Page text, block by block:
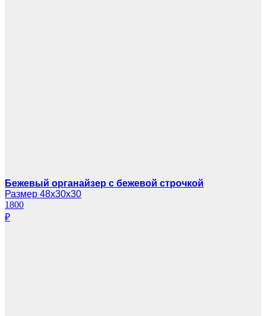
Бежевый органайзер с бежевой строчкой
Размер 48х30х30
1800
₽